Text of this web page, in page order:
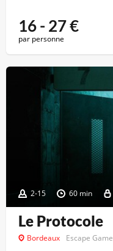
16 - 27€
par personne
2-15 60 min
Le Protocole
Bordeaux Escape Game